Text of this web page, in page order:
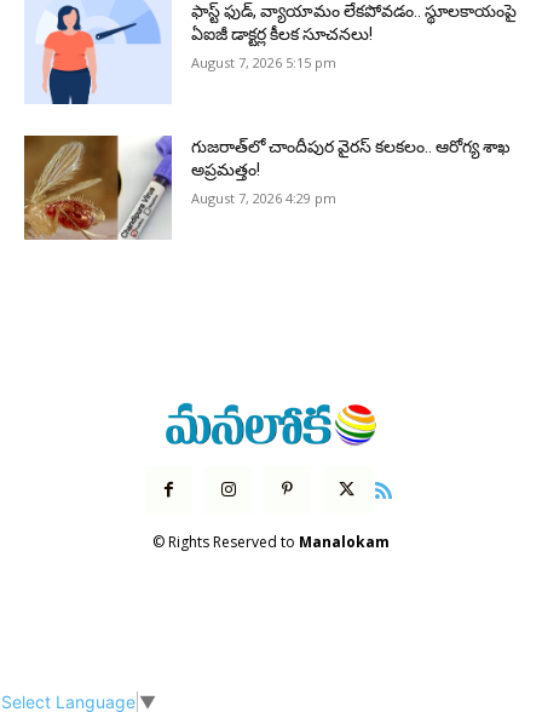
ఫాస్ట్ ఫుడ్, వ్యాయామం లేకపోవడం.. స్థూలకాయంపై
ఏఐజీ డాక్టర్ల కీలక సూచనలు!
August 7, 2026 5:15 pm
గుజరాత్‌లో చాందీపుర వైరస్ కలకలం.. ఆరోగ్య శాఖ
అప్రమత్తం!
August 7, 2026 4:29 pm
© Rights Reserved to Manalokam
Select Language ▼